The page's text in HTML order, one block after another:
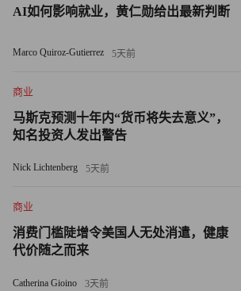
迪士尼相形见绌。
备忘录写道：“迪士尼把电影品质和票房
电影。”
迪士尼没有努力开发新的知识产权，而是
特里安基金管理公司和佩尔茨还表示，
司的运营和文化进行审查，以纠正他们认
AI如何影响就业，黄仁勋给出最新判断
Marco Quiroz-Gutierrez 5天前
商业
马斯克预测十年内“货币将失去意义”，
知名投资人发出警告
Nick Lichtenberg 5天前
商业
消费门槛陡增令美国人无处消遣，健康
代价随之而来
Catherina Gioino 3天前